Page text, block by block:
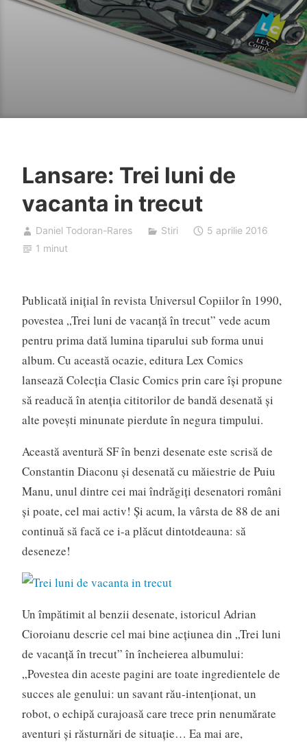
Lansare: Trei luni de
vacanta in trecut
Daniel Todoran-Rares Stiri
5 aprilie 2016
1 minut
Publicată inițial în revista Universul Copiilor în 1990,
povestea „Trei luni de vacanță în trecut” vede acum
pentru prima dată lumina tiparului sub forma unui
album. Cu această ocazie, editura Lex Comics
lansează Colecția Clasic Comics prin care își propune
să readucă în atenția cititorilor de bandă desenată și
alte povești minunate pierdute în negura timpului.
Această aventură SF în benzi desenate este scrisă de
Constantin Diaconu și desenată cu măiestrie de Puiu
Manu, unul dintre cei mai îndrăgiți desenatori români
și poate, cel mai activ! Și acum, la vârsta de 88 de ani
continuă să facă ce i-a plăcut dintotdeauna: să
deseneze!
Un împătimit al benzii desenate, istoricul Adrian
Cioroianu descrie cel mai bine acțiunea din „Trei luni
de vacanță în trecut” în încheierea albumului:
„Povestea din aceste pagini are toate ingredientele de
succes ale genului: un savant rău-intenționat, un
robot, o echipă curajoasă care trece prin nenumărate
aventuri și răsturnări de situație… Ea mai are,